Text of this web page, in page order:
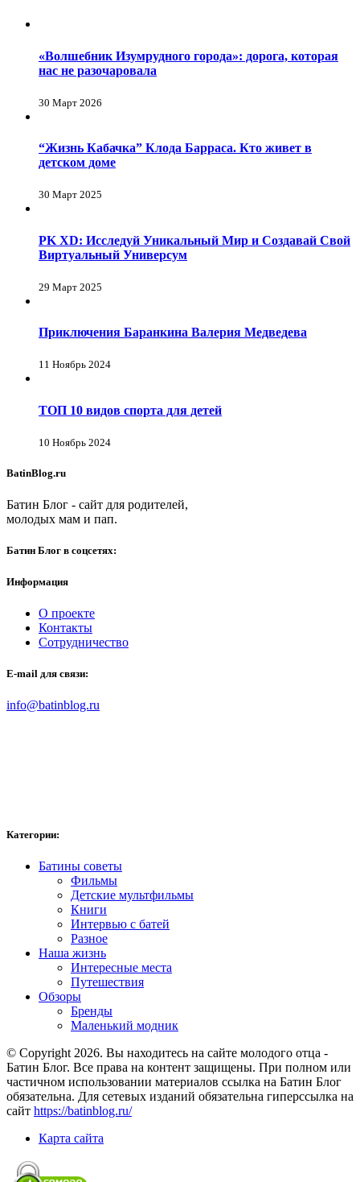
«Волшебник Изумрудного города»: дорога, которая
нас не разочаровала
30 Март 2026
“Жизнь Кабачка” Клода Барраса. Кто живет в
детском доме
30 Март 2025
PK XD: Исследуй Уникальный Мир и Создавай Свой
Виртуальный Универсум
29 Март 2025
Приключения Баранкина Валерия Медведева
11 Ноябрь 2024
ТОП 10 видов спорта для детей
10 Ноябрь 2024
BatinBlog.ru
Батин Блог - сайт для родителей,
молодых мам и пап.
Батин Блог в соцсетях:
Информация
О проекте
Контакты
Сотрудничество
E-mail для связи:
info@batinblog.ru
Категории:
Батины советы
Фильмы
Детские мультфильмы
Книги
Интервью с батей
Разное
Наша жизнь
Интересные места
Путешествия
Обзоры
Бренды
Маленький модник
© Copyright 2026. Вы находитесь на сайте молодого отца -
Батин Блог. Все права на контент защищены. При полном или
частичном использовании материалов ссылка на Батин Блог
обязательна. Для сетевых изданий обязательна гиперссылка на
сайт https://batinblog.ru/
Карта сайта